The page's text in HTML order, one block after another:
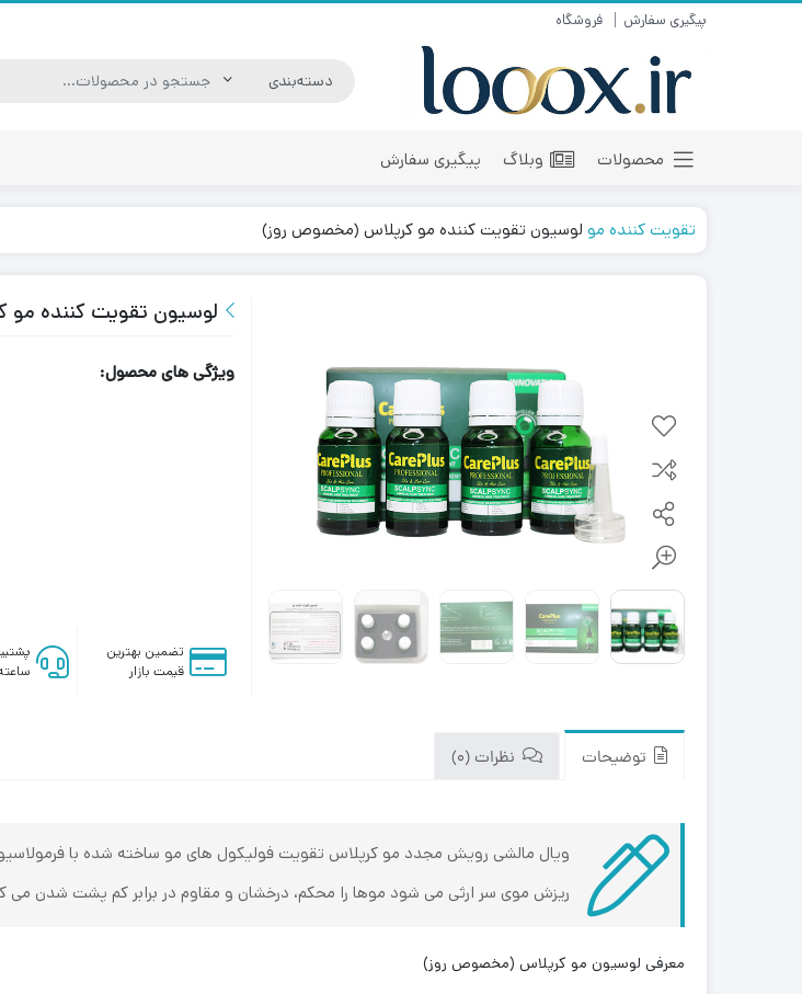
پیگیری سفارش فروشگاه
محصولات وبلاگ پیگیری سفارش
تقویت کننده مو لوسیون تقویت کننده مو کرپلاس (مخصوص روز)
لوسیون تقویت کننده
ویژگی های محصول:
تضمین بهترین
قیمت بازار
ساعته، ۷
توضیحات نظرات (0)
ویال مالشی رویش مجدد مو کرپلاس تقویت فولیکول های مو ساخته شده با فرمولاسیون
ریزش موی سر ارثی می شود موها را محکم، درخشان و مقاوم در برابر کم پشت شدن می
معرفی لوسیون مو کرپلاس (مخصوص روز)